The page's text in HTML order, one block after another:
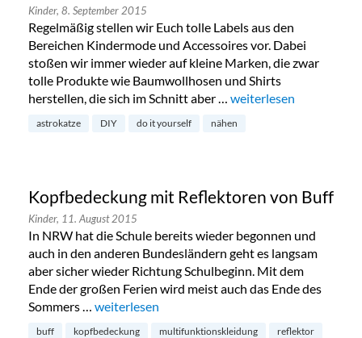
Kinder, 8. September 2015
Regelmäßig stellen wir Euch tolle Labels aus den
Bereichen Kindermode und Accessoires vor. Dabei
stoßen wir immer wieder auf kleine Marken, die zwar
tolle Produkte wie Baumwollhosen und Shirts
herstellen, die sich im Schnitt aber … „Besondere Stoffe:
weiterlesen
astrokatze DIY do it yourself nähen
Kopfbedeckung mit Reflektoren von Buff
Kinder, 11. August 2015
In NRW hat die Schule bereits wieder begonnen und
auch in den anderen Bundesländern geht es langsam
aber sicher wieder Richtung Schulbeginn. Mit dem
Ende der großen Ferien wird meist auch das Ende des
Sommers … „Kopfbedeckung mit Reflektoren von Buff“
weiterlesen
buff kopfbedeckung multifunktionskleidung
reflektor